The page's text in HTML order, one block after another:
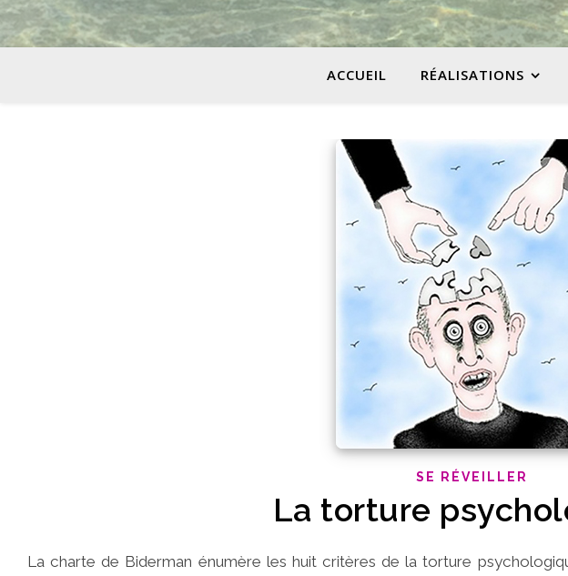
ACCUEIL RÉALISATIONS
SE RÉVEILLER
La torture
La charte de Biderman énumère les huit critères de la torture